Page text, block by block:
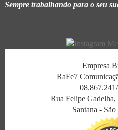
Sempre trabalhando para o seu
Empresa
RaFe7
Rua Felipe
Santana -